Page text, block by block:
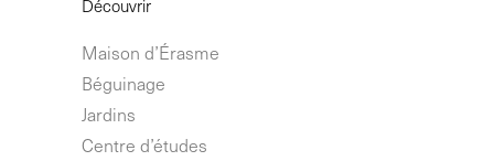
Découvrir
Maison d’Érasme
Béguinage
Jardins
Centre d’études